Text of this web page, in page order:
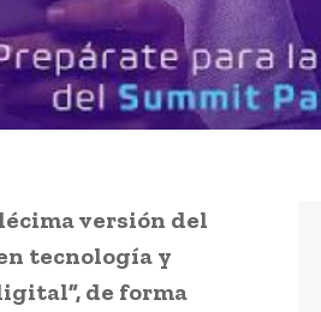
versión del
tecnología y
de forma